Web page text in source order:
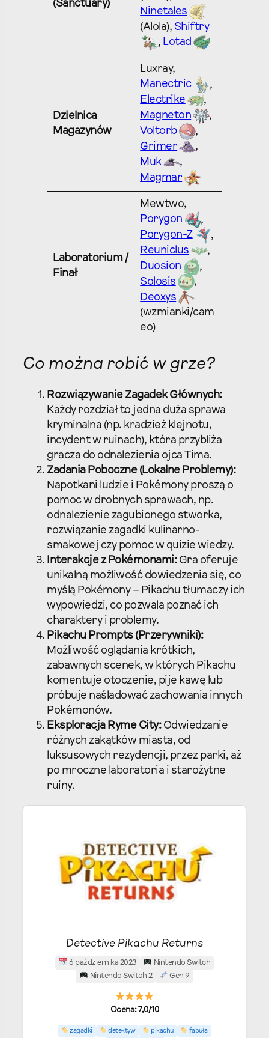
(Sanctuary)
Ninetales
(Alola), Shiftry
, Lotad
Dzielnica
Magazynów
Luxray,
Manectric
,
Electrike
,
Magneton
,
Voltorb
,
Grimer
,
Muk
,
Magmar
Laboratorium /
Finał
Mewtwo,
Porygon
,
Porygon-Z
,
Reuniclus
,
Duosion
,
Solosis
,
Deoxys
(wzmianki/cam
eo)
Co można robić w grze?
Rozwiązywanie Zagadek Głównych:
Każdy rozdział to jedna duża sprawa
kryminalna (np. kradzież klejnotu,
incydent w ruinach), która przybliża
gracza do odnalezienia ojca Tima.
Zadania Poboczne (Lokalne Problemy):
Napotkani ludzie i Pokémony proszą o
pomoc w drobnych sprawach, np.
odnalezienie zagubionego stworka,
rozwiązanie zagadki kulinarno-
smakowej czy pomoc w quizie wiedzy.
Interakcje z Pokémonami:Gra oferuje
unikalną możliwość dowiedzenia się, co
myślą Pokémony – Pikachu tłumaczy ich
wypowiedzi, co pozwala poznać ich
charaktery i problemy.
Pikachu Prompts (Przerywniki):
Możliwość oglądania krótkich,
zabawnych scenek, w których Pikachu
komentuje otoczenie, pije kawę lub
próbuje naśladować zachowania innych
Pokémonów.
Eksploracja Ryme City:Odwiedzanie
różnych zakątków miasta, od
luksusowych rezydencji, przez parki, aż
po mroczne laboratoria i starożytne
ruiny.
Detective Pikachu Returns
6 października 2023
Nintendo Switch
Nintendo Switch 2
Gen 9
Ocena: 7,0/10
zagadki detektyw pikachu
fabuła